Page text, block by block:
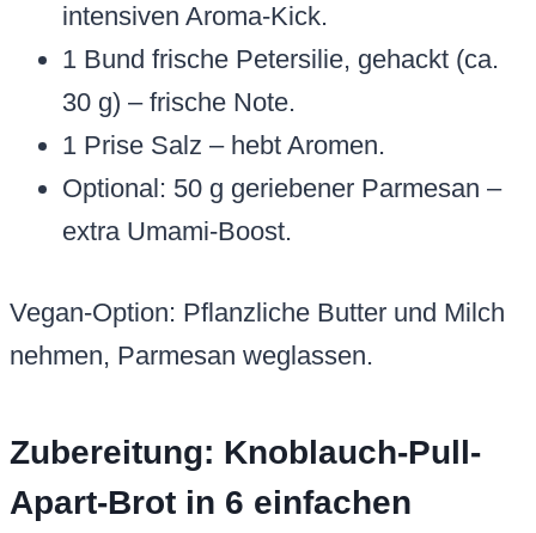
intensiven Aroma-Kick.
1 Bund frische Petersilie, gehackt (ca.
30 g) – frische Note.
1 Prise Salz – hebt Aromen.
Optional: 50 g geriebener Parmesan –
extra Umami-Boost.
Vegan-Option: Pflanzliche Butter und Milch
nehmen, Parmesan weglassen.
Zubereitung: Knoblauch-Pull-
Apart-Brot in 6 einfachen